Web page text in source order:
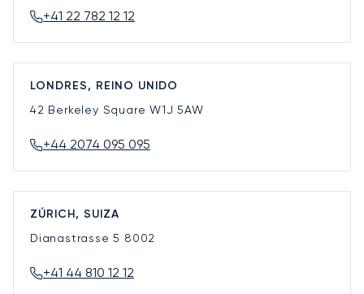
+41 22 782 12 12
LONDRES, REINO UNIDO
42 Berkeley SquareW1J 5AW
+44 2074 095 095
ZÚRICH, SUIZA
Dianastrasse 5 8002
+41 44 810 12 12